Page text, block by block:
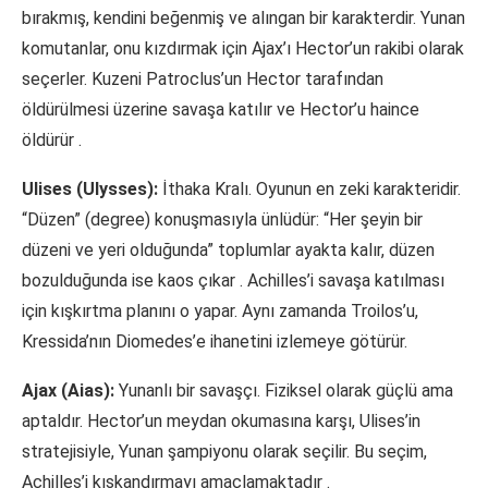
bırakmış, kendini beğenmiş ve alıngan bir karakterdir. Yunan
komutanlar, onu kızdırmak için Ajax’ı Hector’un rakibi olarak
seçerler. Kuzeni Patroclus’un Hector tarafından
öldürülmesi üzerine savaşa katılır ve Hector’u haince
öldürür .
Ulises (Ulysses): İthaka Kralı. Oyunun en zeki karakteridir.
“Düzen” (degree) konuşmasıyla ünlüdür: “Her şeyin bir
düzeni ve yeri olduğunda” toplumlar ayakta kalır, düzen
bozulduğunda ise kaos çıkar . Achilles’i savaşa katılması
için kışkırtma planını o yapar. Aynı zamanda Troilos’u,
Kressida’nın Diomedes’e ihanetini izlemeye götürür.
Ajax (Aias): Yunanlı bir savaşçı. Fiziksel olarak güçlü ama
aptaldır. Hector’un meydan okumasına karşı, Ulises’in
stratejisiyle, Yunan şampiyonu olarak seçilir. Bu seçim,
Achilles’i kıskandırmayı amaçlamaktadır .